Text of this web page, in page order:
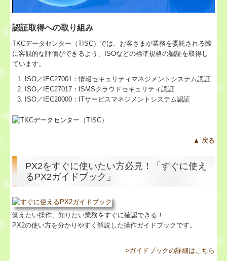
認証取得への取り組み
TKCデータセンター（TISC）では、お客さまが業務を委託される際
に客観的な評価ができるよう、ISOなどの標準規格の認証を取得し
ています。
ISO／IEC27001：情報セキュリティマネジメントシステム認証
ISO／IEC27017：ISMSクラウドセキュリティ認証
ISO／IEC20000：ITサービスマネジメントシステム認証
▲ 戻る
PX2をすぐに使いたい方必見！「すぐに使え
るPX2ガイドブック」
覚えたい操作、知りたい業務をすぐに確認できる！
PX2の使い方を分かりやすく解説した操作ガイドブックです。
>ガイドブックの詳細はこちら